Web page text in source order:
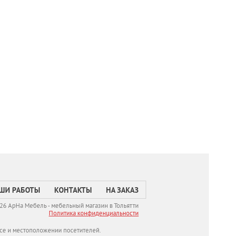
РАБОТЫ КОНТАКТЫ НА ЗАКАЗ
АрНа Мебель - мебельный магазин в Тольятти
Политикa конфиденциальности
и местоположении посетителей.